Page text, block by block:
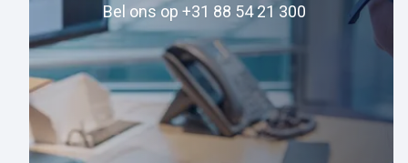
Bel ons op +31 88 54 21 300